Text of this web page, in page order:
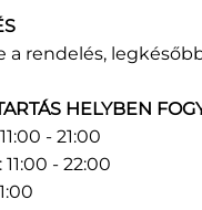
a rendelés,
HELYBEN
- 21:00
- 22:00